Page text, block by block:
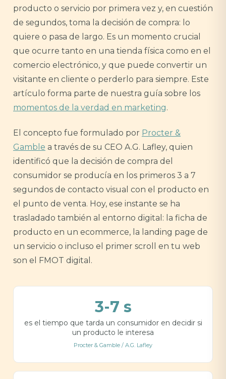
producto o servicio por primera vez y, en cuestión
de segundos, toma la decisión de compra: lo
quiere o pasa de largo. Es un momento crucial
que ocurre tanto en una tienda física como en el
comercio electrónico, y que puede convertir un
visitante en cliente o perderlo para siempre. Este
artículo forma parte de nuestra guía sobre los
momentos de la verdad en marketing.
El concepto fue formulado por Procter &
Gamble a través de su CEO A.G. Lafley, quien
identificó que la decisión de compra del
consumidor se producía en los primeros 3 a 7
segundos de contacto visual con el producto en
el punto de venta. Hoy, ese instante se ha
trasladado también al entorno digital: la ficha de
producto en un ecommerce, la landing page de
un servicio o incluso el primer scroll en tu web
son el FMOT digital.
3-7 s
es el tiempo que tarda un consumidor en decidir si
un producto le interesa
Procter & Gamble / A.G. Lafley